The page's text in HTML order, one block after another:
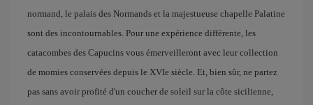
normand, le palais des Normands et la majestueuse chapelle Palatine
sont des incontournables. Pour une expérience différente, les
catacombes des Capucins vous émerveilleront avec leur collection
de momies conservées depuis le XVIe siècle. Et, bien sûr, ne partez
pas sans avoir profité d'un coucher de soleil sur la côte sicilienne,